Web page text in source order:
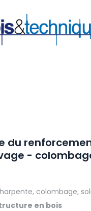
du
-
colombage,
en bois